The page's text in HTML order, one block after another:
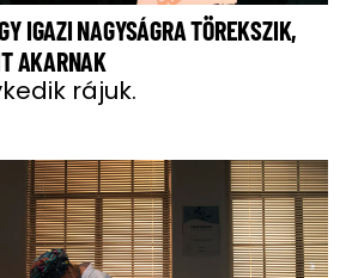
IGAZI NAGYSÁGRA TÖREKSZIK,
AKARNAK
rájuk.